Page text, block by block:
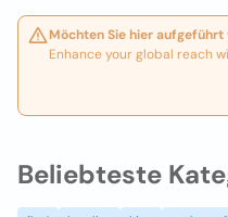
Möchten Sie hier aufgeführt
Enhance your global reach
Beliebteste